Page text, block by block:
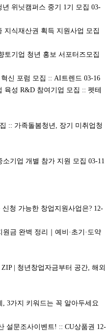
위닛캠퍼스 중기 1기 모집 03-
지식재산권 획득 지원사업 모집
토기업 청년 홍보 서포터즈모집
신 포럼 모집 :: AI트렌드 03-16
육성 R&D 참여기업 모집 :: 펫테
:: 가족돌봄청년, 장기 미취업청
소기업 개별 참가 지원 모집 03-11
청 가능한 창업지원사업은?️ 12-
금 완벽 정리｜예비·초기·도약
| 청년창업자금부터 공간, 해외
3가지 키워드는 꼭 알아두세요
설문조사이벤트! :: CU상품권 12-